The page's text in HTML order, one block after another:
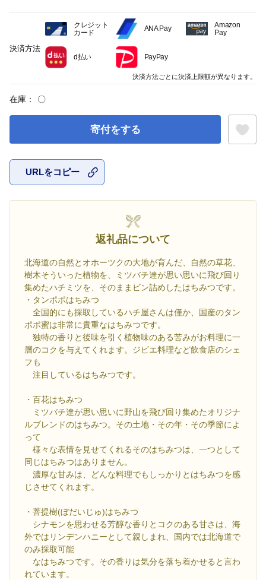
在庫： 〇
寄付をする
URLをコピー
返礼品について
北海道の自然とオホーツクの大地が育んだ、自然の草花、
樹木そういった植物を、ミツバチ達が思い思いに飛び回り
集めたハチミツを、そのままビン詰めしたはちみつです。
・タンポポはちみつ
全国的にも採取しているハチ屋さんは僅か、国産のタン
ポポ蜜は非常に貴重なはちみつです。
独特の香りと後味を引く植物味のある苦みがお料理に一
層のコクを与えてくれます。ジビエ料理など飲食店のシェ
フも
注目しているはちみつです。
・百花はちみつ
ミツバチ達が思い思いに野山を飛び回り集めたオリジナ
ルブレンドのはちみつ。その土地・その年・その季節によ
って
様々な表情を見せてくれるそのはちみつは、一つとして
同じはちみつはありません。
濃厚な甘みは、どんな料理でもしっかりとはちみつを感
じさせてくれます。
・菩提樹(ぼだいじゅ)はちみつ
シナモンを思わせる芳醇な香りとコクのある甘さは、海
外ではリンデンハニーとして親しまれ、国内では北海道で
のみ採取可能
なはちみつです。その香りは気分を落ち着かせると言わ
れています。
決済方法
クレジット
カード
ANA Pay
Amazon
Pay
d払い PayPay
決済方法ごとに決済上限額が異なります。